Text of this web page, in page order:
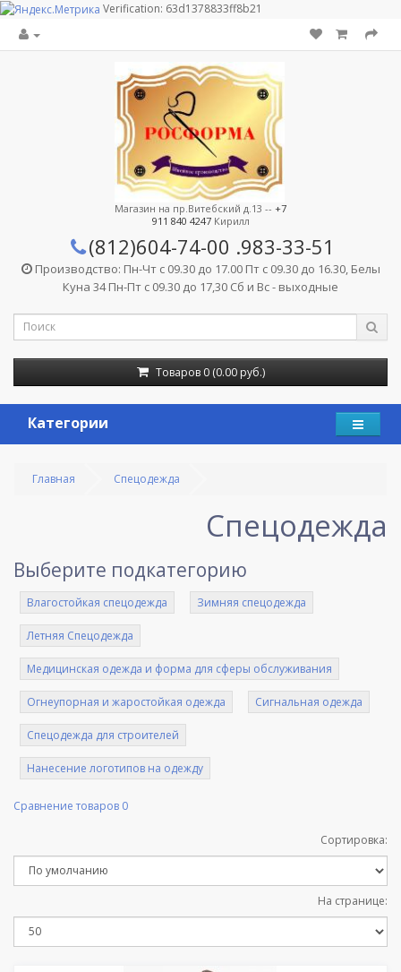
Verification: 63d1378833ff8b21
Магазин на пр.Витебский д.13 -- +7
911 840 4247Кирилл
(812)604-74-00 .983-33-51
Производство: Пн-Чт с 09.30 до 17.00 Пт с 09.30 до 16.30, Белы
Куна 34 Пн-Пт с 09.30 до 17,30 Сб и Вс - выходные
Товаров 0 (0.00 руб.)
Категории
Главная Спецодежда
Спецодежда
Выберите подкатегорию
Влагостойкая спецодежда Зимняя спецодежда
Летняя Спецодежда
Медицинская одежда и форма для сферы обслуживания
Огнеупорная и жаростойкая одежда Сигнальная одежда
Спецодежда для строителей
Нанесение логотипов на одежду
Сравнение товаров 0
Сортировка:
На странице: